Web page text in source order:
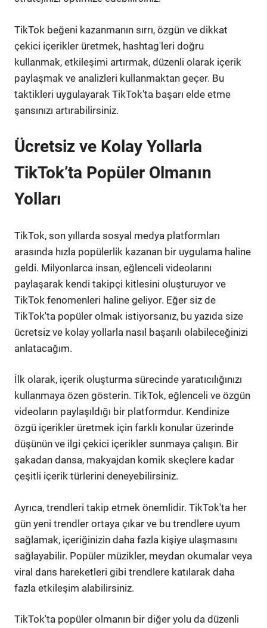
TikTok beğeni kazanmanın sırrı, özgün ve dikkat
çekici içerikler üretmek, hashtag'leri doğru
kullanmak, etkileşimi artırmak, düzenli olarak içerik
paylaşmak ve analizleri kullanmaktan geçer. Bu
taktikleri uygulayarak TikTok'ta başarı elde etme
şansınızı artırabilirsiniz.
Ücretsiz ve Kolay Yollarla
TikTok’ta Popüler Olmanın
Yolları
TikTok, son yıllarda sosyal medya platformları
arasında hızla popülerlik kazanan bir uygulama haline
geldi. Milyonlarca insan, eğlenceli videolarını
paylaşarak kendi takipçi kitlesini oluşturuyor ve
TikTok fenomenleri haline geliyor. Eğer siz de
TikTok'ta popüler olmak istiyorsanız, bu yazıda size
ücretsiz ve kolay yollarla nasıl başarılı olabileceğinizi
anlatacağım.
İlk olarak, içerik oluşturma sürecinde yaratıcılığınızı
kullanmaya özen gösterin. TikTok, eğlenceli ve özgün
videoların paylaşıldığı bir platformdur. Kendinize
özgü içerikler üretmek için farklı konular üzerinde
düşünün ve ilgi çekici içerikler sunmaya çalışın. Bir
şakadan dansa, makyajdan komik skeçlere kadar
çeşitli içerik türlerini deneyebilirsiniz.
Ayrıca, trendleri takip etmek önemlidir. TikTok'ta her
gün yeni trendler ortaya çıkar ve bu trendlere uyum
sağlamak, içeriğinizin daha fazla kişiye ulaşmasını
sağlayabilir. Popüler müzikler, meydan okumalar veya
viral dans hareketleri gibi trendlere katılarak daha
fazla etkileşim alabilirsiniz.
TikTok'ta popüler olmanın bir diğer yolu da düzenli